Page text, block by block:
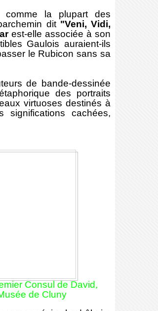
comme la plupart des
dit "Veni, Vidi,
est-elle associée à son
Gaulois auraient-ils
le Rubicon sans sa
de bande-dessinée
des portraits
virtuoses destinés à
cachées,
Consul de David,
de Cluny